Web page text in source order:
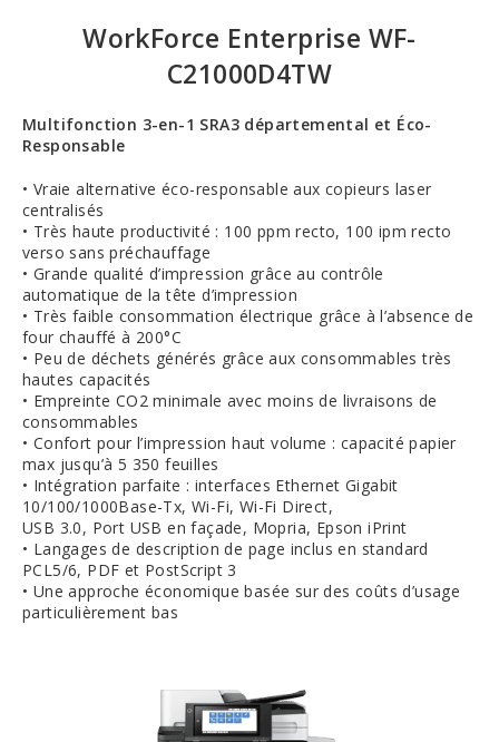
WorkForce Enterprise WF-
C21000D4TW
Multifonction 3-en-1 SRA3 départemental et Éco-
Responsable
• Vraie alternative éco-responsable aux copieurs laser
centralisés
• Très haute productivité : 100 ppm recto, 100 ipm recto
verso sans préchauffage
• Grande qualité d’impression grâce au contrôle
automatique de la tête d’impression
• Très faible consommation électrique grâce à l’absence de
four chauffé à 200°C
• Peu de déchets générés grâce aux consommables très
hautes capacités
• Empreinte CO2 minimale avec moins de livraisons de
consommables
• Confort pour l’impression haut volume : capacité papier
max jusqu’à 5 350 feuilles
• Intégration parfaite : interfaces Ethernet Gigabit
10/100/1000Base-Tx, Wi-Fi, Wi-Fi Direct,
USB 3.0, Port USB en façade, Mopria, Epson iPrint
• Langages de description de page inclus en standard
PCL5/6, PDF et PostScript 3
• Une approche économique basée sur des coûts d’usage
particulièrement bas